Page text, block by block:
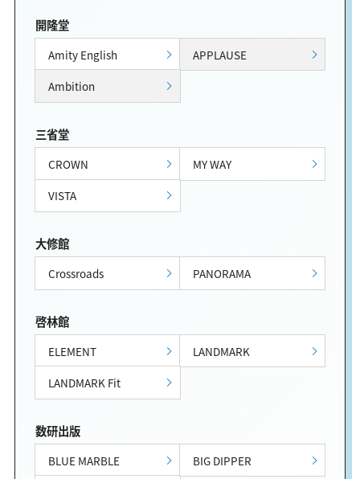
開隆堂
Amity English
APPLAUSE
Ambition
三省堂
CROWN
MY WAY
VISTA
大修館
Crossroads PANORAMA
啓林館
ELEMENT
LANDMARK
LANDMARK Fit
数研出版
BLUE MARBLE
BIG DIPPER